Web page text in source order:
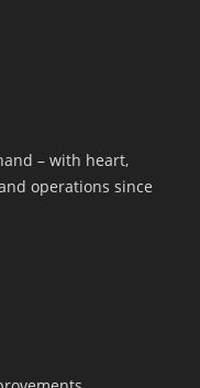
– with heart,
operations since